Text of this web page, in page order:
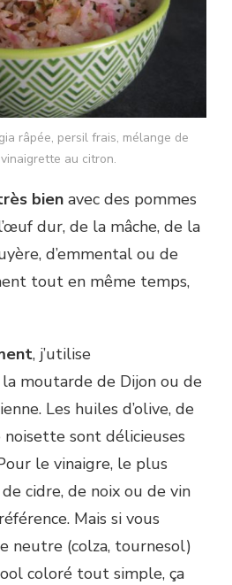
râpée, persil frais, mélange de
au citron.
bien avec des pommes
dur, de la mâche, de la
d’emmental ou de
tout en même temps,
, j’utilise
moutarde de Dijon ou de
Les huiles d’olive, de
noisette sont délicieuses
le vinaigre, le plus
cidre, de noix ou de vin
Mais si vous
neutre (colza, tournesol)
coloré tout simple, ça